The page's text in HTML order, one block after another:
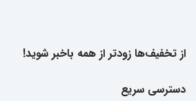
از تخفیف‌ها زودتر از همه باخبر شوید!
دسترسی سریع